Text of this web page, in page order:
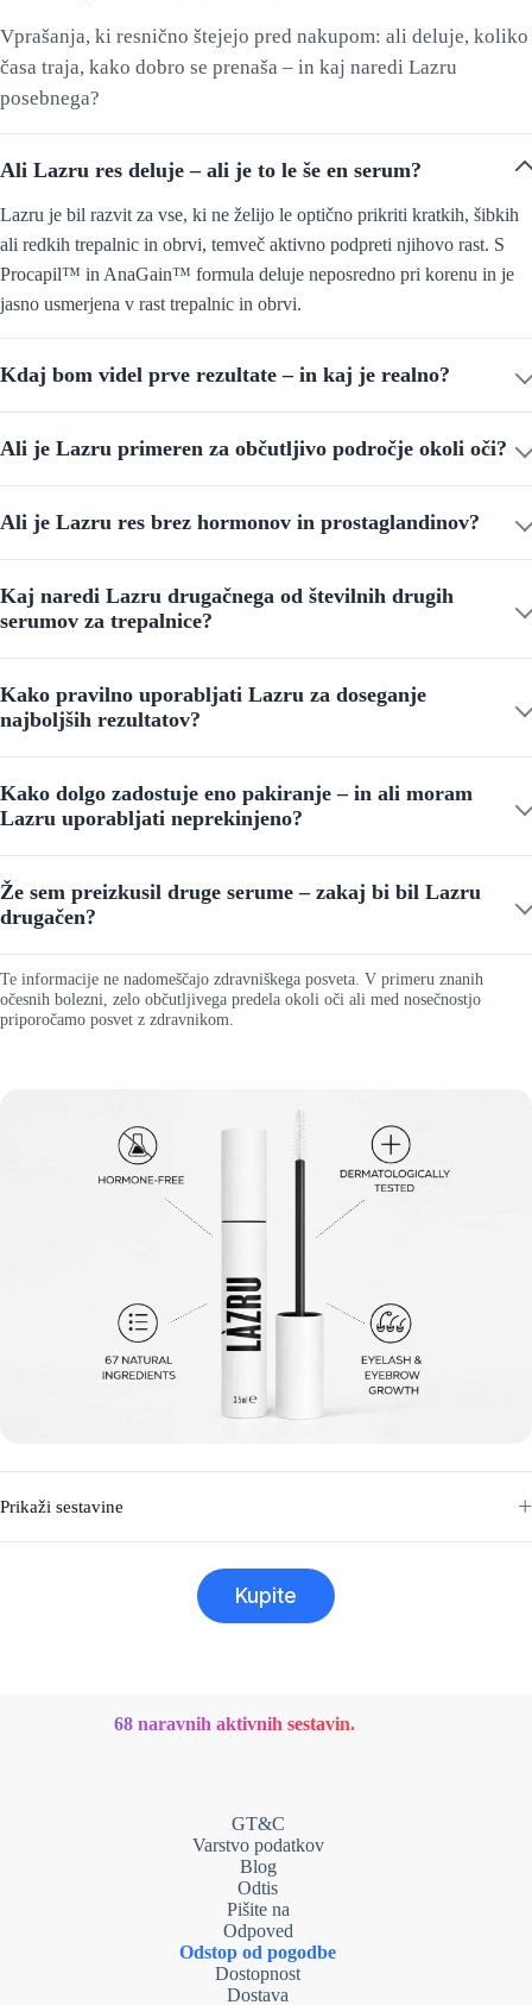
Vprašanja, ki resnično štejejo pred nakupom: ali deluje, koliko
časa traja, kako dobro se prenaša – in kaj naredi Lazru
posebnega?
Ali Lazru res deluje – ali je to le še en serum?
Lazru je bil razvit za vse, ki ne želijo le optično prikriti kratkih, šibkih
ali redkih trepalnic in obrvi, temveč aktivno podpreti njihovo rast. S
Procapil™ in AnaGain™ formula deluje neposredno pri korenu in je
jasno usmerjena v rast trepalnic in obrvi.
Kdaj bom videl prve rezultate – in kaj je realno?
Ali je Lazru primeren za občutljivo področje okoli oči?
Ali je Lazru res brez hormonov in prostaglandinov?
Kaj naredi Lazru drugačnega od številnih drugih
serumov za trepalnice?
Kako pravilno uporabljati Lazru za doseganje
najboljših rezultatov?
Kako dolgo zadostuje eno pakiranje – in ali moram
Lazru uporabljati neprekinjeno?
Že sem preizkusil druge serume – zakaj bi bil Lazru
drugačen?
Te informacije ne nadomeščajo zdravniškega posveta. V primeru znanih
očesnih bolezni, zelo občutljivega predela okoli oči ali med nosečnostjo
priporočamo posvet z zdravnikom.
Prikaži sestavine
Kupite
68 naravnih aktivnih sestavin.
GT&C
Varstvo podatkov
Blog
Odtis
Pišite na
Odpoved
Odstop od pogodbe
Dostopnost
Dostava